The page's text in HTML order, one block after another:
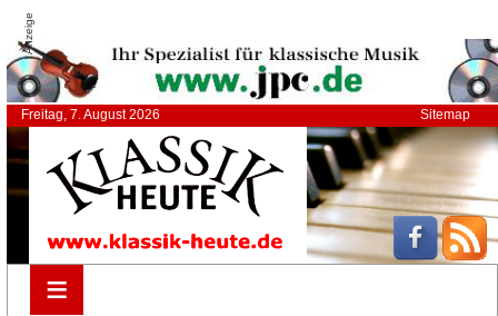
Anzeige
Freitag, 7. August 2026 Sitemap
≡
≡